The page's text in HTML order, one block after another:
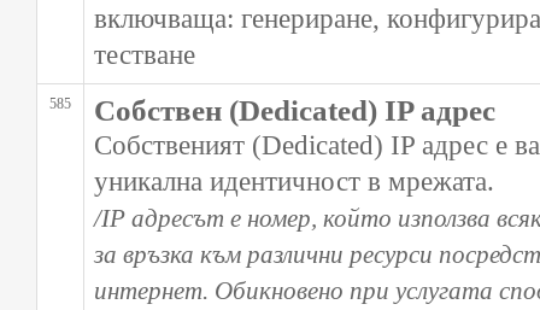
включваща: генериране,
тестване
585 Собствен (Dedicated) IP адрес
Собственият (Dedicated) IP адрес е
уникална идентичност в мрежата.
/IP адресът е номер, който използва
за връзка към различни ресурси
интернет. Обикновено при услугата